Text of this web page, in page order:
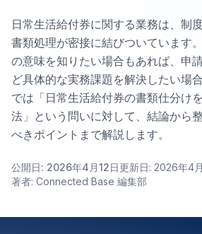
日常生活給付券に関する業務は、制
書類処理が密接に結びついています
の意味を知りたい場合もあれば、申
ど具体的な実務課題を解決したい場
では「日常生活給付券の書類仕分け
法」という問いに対して、結論から
べきポイントまで解説します。
公開日: 2026年4月12日更新日: 2026年4
著者: Connected Base 編集部